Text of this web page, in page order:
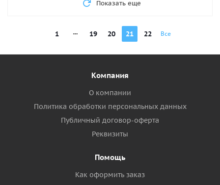
Показать еще
1 19 20 21 22 Все
Компания
О компании
Политика обработки персональных данных
Публичный договор-оферта
Реквизиты
Помощь
Как оформить заказ